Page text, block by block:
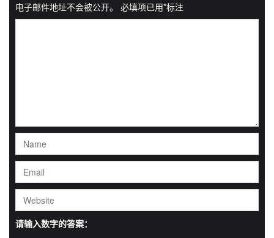
电子邮件地址不会被公开。 必填项已用*标注
请输入数字的答案：